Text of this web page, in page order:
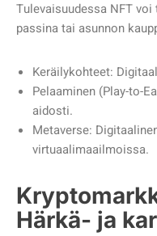
Tulevaisuudessa NFT
passina tai asunnon
Keräilykohteet:
Pelaaminen (Play-to-
aidosti.
Metaverse:
virtuaalimaailmoissa.
Härkä- ja